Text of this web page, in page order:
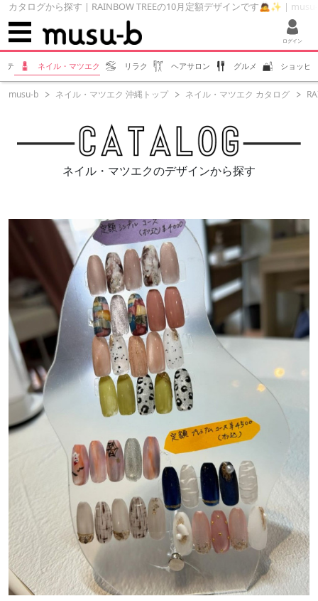
カタログから探す | RAINBOW TREEの10月定額デザインです🙇✨ |
ログイン
テ ネイル・マツエク リラク ヘアサロン グルメ ショッピ
musu-b ネイル・マツエク 沖縄トップ ネイル・マツエク カタログ
ネイル・マツエクのデザインから探す